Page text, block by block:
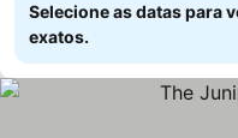
Selecione as datas para
exatos.